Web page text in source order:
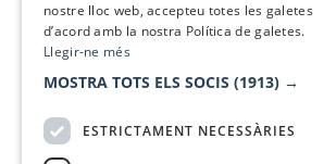
nostre lloc web, accepteu totes les galetes
d’acord amb la nostra Política de galetes.
Llegir-ne més
MOSTRA TOTS ELS SOCIS (1913) →
ESTRICTAMENT NECESSÀRIES